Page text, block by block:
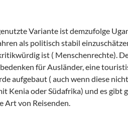
Variante ist demzufolge
als politisch stabil
ist ( Menschenrechte).
für Ausländer, eine
aufgebaut ( auch wenn diese
Kenia oder Südafrika) und es gibt
Art von Reisenden.